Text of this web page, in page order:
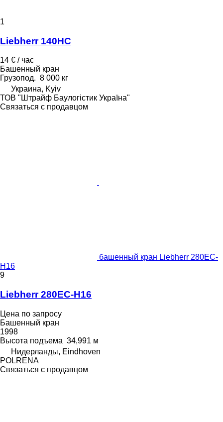
1
Liebherr 140HC
14 € / час
Башенный кран
Грузопод. 8 000 кг
Украина, Kyiv
ТОВ "Штрайф Баулогістик Україна"
Связаться с продавцом
башенный кран Liebherr 280EC-
H16
9
Liebherr 280EC-H16
Цена по запросу
Башенный кран
1998
Высота подъема 34,991 м
Нидерланды, Eindhoven
POLRENA
Связаться с продавцом